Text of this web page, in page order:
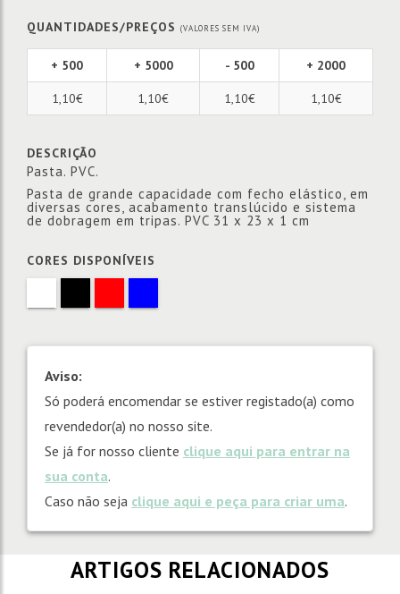
QUANTIDADES/PREÇOS (VALORES SEM IVA)
+ 500 + 5000 - 500 + 2000
1,10€ 1,10€ 1,10€ 1,10€
DESCRIÇÃO
Pasta. PVC.
Pasta de grande capacidade com fecho elástico, em
diversas cores, acabamento translúcido e sistema
de dobragem em tripas. PVC 31 x 23 x 1 cm
CORES DISPONÍVEIS
Aviso:
Só poderá encomendar se estiver registado(a) como
revendedor(a) no nosso site.
Se já for nosso cliente clique aqui para entrar na
sua conta.
Caso não seja clique aqui e peça para criar uma.
ARTIGOS RELACIONADOS